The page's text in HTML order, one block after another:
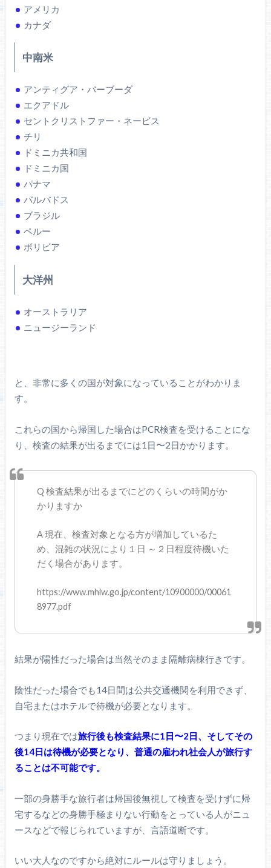
アメリカ
カナダ
中南米
アンティグア・バーブーダ
エクアドル
セントクリストファー・ネービス
チリ
ドミニカ共和国
ドミニカ国
パナマ
バルバドス
ブラジル
ペルー
ボリビア
大洋州
オーストラリア
ニュージーランド
と、非常に多くの国が対象になっていることがわかりま
す。
これらの国から帰国した場合はPCR検査を受けることにな
り、検査の結果が出るまでには1日〜2日かかります。
Q 検査結果が出るまでにどのくらいの時間がか
かりますか
A 現在、検査対象となる方が増加しているた
め、混雑の状況により１日 ～２日程度待機いた
だく場合があります。
https://www.mhlw.go.jp/content/10900000/00061
8977.pdf
結果が陽性だった場合は当然そのまま隔離病棟行きです。
陰性だった場合でも14日間は公共交通機関を利用できず、
自宅またはホテルで待機が必要となります。
つまり現在では旅行後も検査結果に1日〜2日、そしてその
後14日は待機が必要となり、普通の雇われ社会人が旅行す
ることは不可能です。
一部の身勝手な旅行者は帰国後無視して検査を受けずに帰
宅するなどの身勝手極まりない行動をとっている人がニュ
ースなどで報じられていますが、言語道断です。
いい大人なのですから絶対にルールは守りましょう。